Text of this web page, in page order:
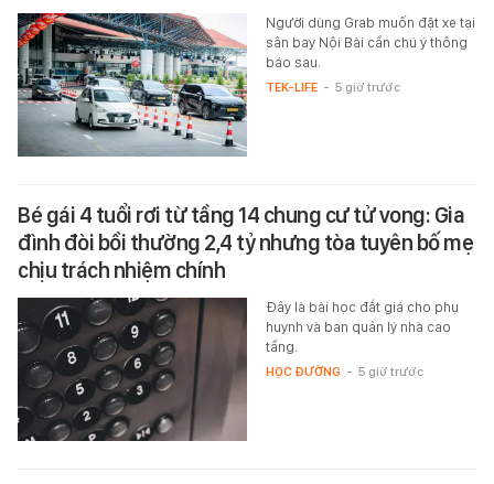
Người dùng Grab muốn đặt xe tại
sân bay Nội Bài cần chú ý thông
báo sau.
TEK-LIFE - 5 giờ trước
Bé gái 4 tuổi rơi từ tầng 14 chung cư tử vong: Gia
đình đòi bồi thường 2,4 tỷ nhưng tòa tuyên bố mẹ
chịu trách nhiệm chính
Đây là bài học đắt giá cho phụ
huynh và ban quản lý nhà cao
tầng.
HỌC ĐƯỜNG - 5 giờ trước